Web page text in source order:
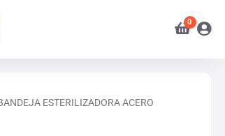
ESTERILIZADORA ACERO